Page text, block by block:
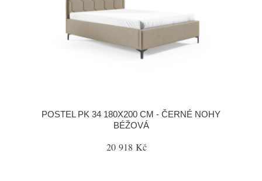
POSTEL PK 34 180X200 CM - ČERNÉ NOHY
BÉŽOVÁ
20 918 Kč